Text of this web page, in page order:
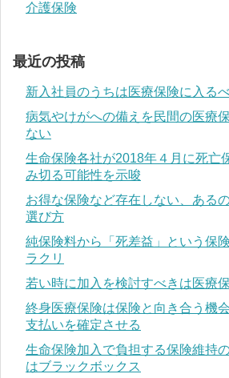
介護保険
最近の投稿
新入社員のうちは医療保険に入る
病気やけがへの備えを民間の医療
ない
生命保険各社が2018年４月に死亡
み切る可能性を示唆
お得な保険など存在しない、ある
選び方
純保険料から「死差益」という保
ラクリ
若い時に加入を検討すべきは医療
終身医療保険は保険と向き合う機
支払いを確定させる
生命保険加入で負担する保険維持
はブラックボックス